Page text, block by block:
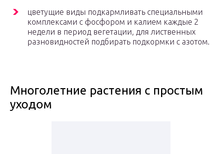
цветущие виды подкармливать специальными
комплексами с фосфором и калием каждые 2
недели в период вегетации, для лиственных
разновидностей подбирать подкормки с азотом.
Многолетние растения с простым
уходом